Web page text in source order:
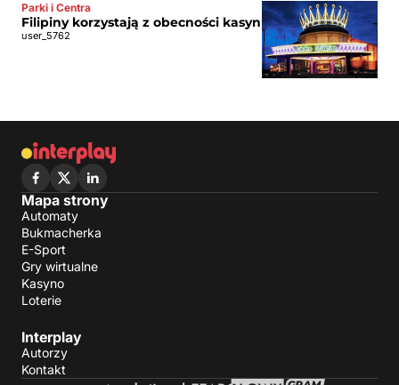
Parki i Centra
Filipiny korzystają z obecności kasyn
user_5762
Mapa strony
Automaty
Bukmacherka
E-Sport
Gry wirtualne
Kasyno
Loterie
Interplay
Autorzy
Kontakt